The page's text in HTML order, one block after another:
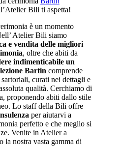
Bili ti aspetta!
è un momento
Atelier Bili siamo
e vendita delle migliori
, oltre che abiti da
indimenticabile un
Bartin comprende
curati nei dettagli e
qualità. Cerchiamo di
proponendo abiti dallo stile
Lo staff della Bili offre
per aiutarvi a
perfetto e che meglio si
Venite in Atelier a
la nostra vasta gamma di